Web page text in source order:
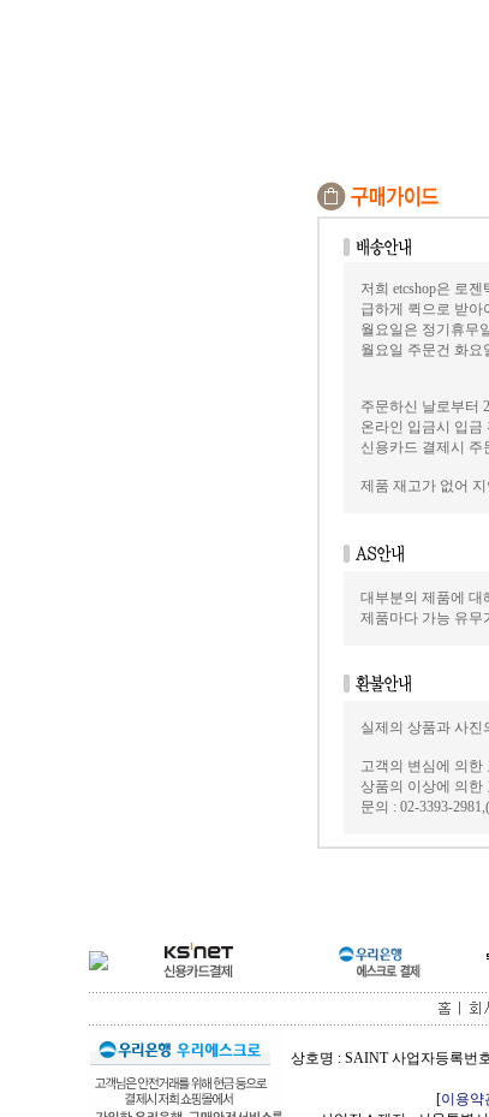
저희 etcshop은 로
급하게 퀵으로 받아
월요일은 정기휴무
월요일 주문건 화
주문하신 날로부터
온라인 입금시 입금
신용카드 결제시 주
제품 재고가 없어
대부분의 제품에 대
제품마다 가능 유무
실제의 상품과 사진
고객의 변심에 의한
상품의 이상에 의한
문의 : 02-3393-
상호명 : SAINT 사업자등록번
[이용약